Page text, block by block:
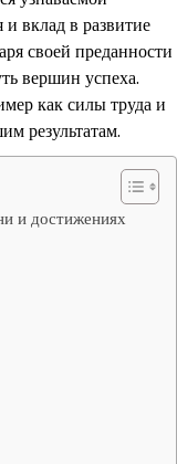
вклад в развитие
своей преданности
вершин успеха.
как силы труда и
результатам.
и достижениях